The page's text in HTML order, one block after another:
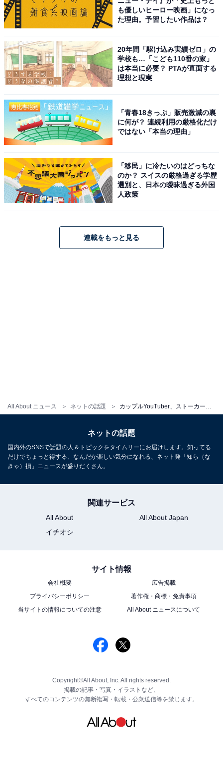
All About ニュース ネットの話題
も優しいヒーロー映画」になっ
た理由。予習したい作品は？
20年間「駆け込み実績ゼロ」の
学校も…「こども110番の家」
は本当に必要？ PTAが直面する
理想と現実
「青春18きっぷ」販売激減の裏
に何が？ 連続利用の厳格化だけ
ではない「本当の理由」
「移民」に冷たいのはどっちな
のか？ スイスの厳格過ぎる学歴
選別と、日本の曖昧過ぎる外国
人政策
連載をもっと見る
ネットの話題
国内外のSNSで話題の人＆トピックをタイムリーにお届けします。知ってる
だけでちょっと得する、なんだか楽しい気分になれる、ネット発「知ら（な
きゃ）損」ニュースが盛りだくさん。
関連サービス
All About
All About Japan
イチオシ
サイト情報
会社概要
広告掲載
プライバシーポリシー
著作権・商標・免責事項
当サイトの情報についての注意
All About ニュースについて
Copyright©All About, Inc. All rights reserved.
掲載の記事・写真・イラストなど、
すべてのコンテンツの無断複写・転載・公衆送信等を禁じます。